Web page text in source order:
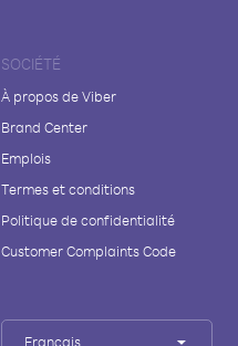
SOCIÉTÉ
À propos de Viber
Brand Center
Emplois
Termes et conditions
Politique de confidentialité
Customer Complaints Code
Français